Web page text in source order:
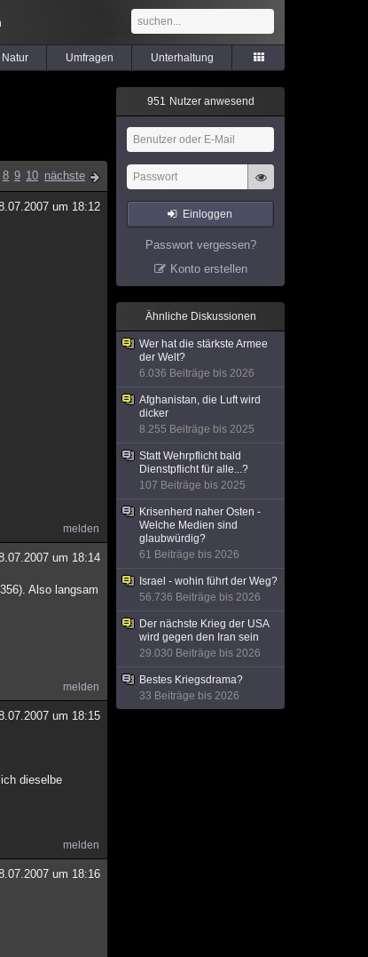
Natur Umfragen Unterhaltung
8 9 10 nächste
um 18:12
melden
um 18:14
Also langsam
melden
um 18:15
dieselbe
melden
um 18:16
951 Nutzer anwesend
Einloggen
Passwort vergessen?
Konto erstellen
Ähnliche Diskussionen
Wer hat die stärkste Armee
der Welt?
6.036 Beiträge bis 2026
Afghanistan, die Luft wird
dicker
8.255 Beiträge bis 2025
Statt Wehrpflicht bald
Dienstpflicht für alle...?
107 Beiträge bis 2025
Krisenherd naher Osten -
Welche Medien sind
glaubwürdig?
61 Beiträge bis 2026
Israel - wohin führt der Weg?
56.736 Beiträge bis 2026
Der nächste Krieg der USA
wird gegen den Iran sein
29.030 Beiträge bis 2026
Bestes Kriegsdrama?
33 Beiträge bis 2026